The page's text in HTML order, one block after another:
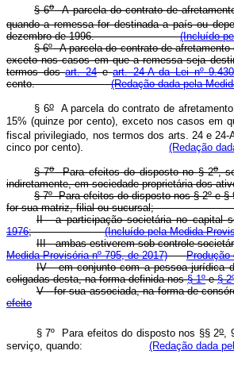
§ 6oA parcela do contrato de
quando a remessa for destinada a país ou
dezembro de 1996.(Incluído
§ 6ºA parcela do contrato de afretamento
exceto nos casos em que a remessa seja
termos dosart. 24eart. 24-A da Lei nº
cento.(Redação dada pela
§ 6oA parcela do contrato de
15% (quinze por cento), exceto nos casos em
fiscal privilegiado, nos termos dos arts. 24 e 24-
cinco por cento). (Redação
§ 7oPara efeitos do disposto no § 2o,
indiretamente, em sociedade
§ 7ºPara efeitos do disposto nos § 2ºe §
for sua matriz, filial ou
II - a participação societária no capital
1976;(Incluído pela Medida
III - ambas estiverem sob controle
Medida Provisória nº 795, de 2017)
Produção
IV - em conjunto com a pessoa jurídica
coligadas desta, na forma definida nos§ 1ºe§
V - for sua associada, na forma de
efeito
§ 7º Para efeitos do disposto nos §§ 2o,
serviço, quando: (Redação dada